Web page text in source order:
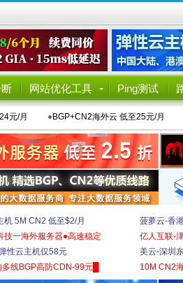
网站优化工具 Ping测试
元/月 ●BGP+CN2海外云 低至25元/月
机 5M CN2 低至$2/月
技一海外服务器●高速稳定
性云主机仅58元
多线BGP高防CDN-99元█
菠萝云-香
亿人互联-
美云-深圳
10M CN2